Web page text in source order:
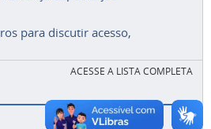
para discutir acesso,
ACESSE A LISTA COMPLETA